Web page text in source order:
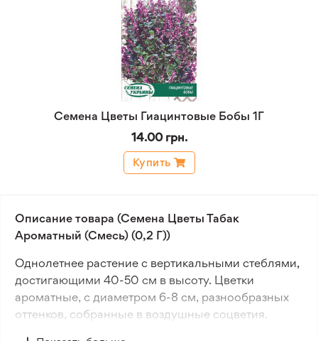
Семена Цветы Гиацинтовые Бобы 1Г
14.00 грн.
Купить
Описание товара (Семена Цветы Табак
Ароматный (Смесь) (0,2 Г))
Однолетнее растение с вертикальными стеблями,
достигающими 40-50 см в высоту. Цветки
ароматные, с диаметром 6-8 см, разнообразных
оттенков, собранные в воздушные соцветия.